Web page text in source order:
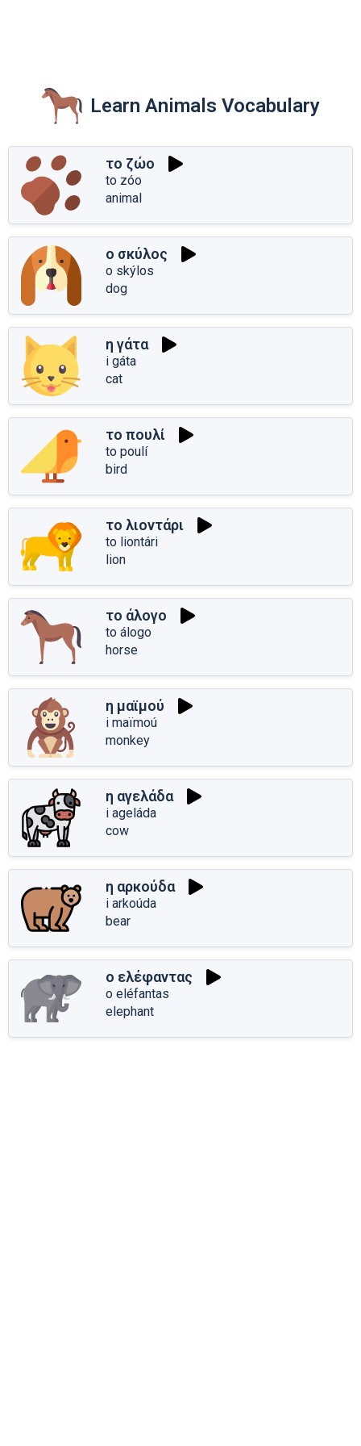
Learn Animals Vocabulary
το ζώο
to zóo
animal
ο σκύλος
o skýlos
dog
η γάτα
i gáta
cat
το πουλί
to poulí
bird
το λιοντάρι
to liontári
lion
το άλογο
to álogo
horse
η μαϊμού
i maïmoú
monkey
η αγελάδα
i ageláda
cow
η αρκούδα
i arkoúda
bear
ο ελέφαντας
o eléfantas
elephant